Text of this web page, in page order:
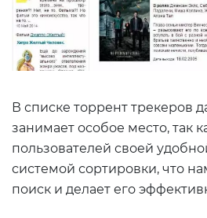
В списке торрент трекеров
занимает особое место, так
пользователей своей
системой сортировки, что
поиск и делает его